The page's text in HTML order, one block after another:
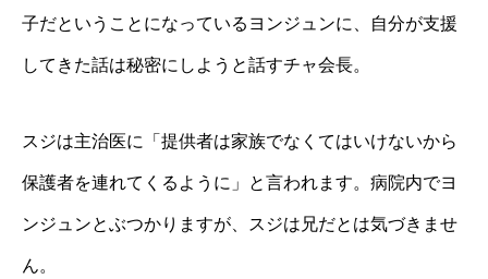
子だということになっているヨンジュンに、自分が支援
してきた話は秘密にしようと話すチャ会長。
スジは主治医に「提供者は家族でなくてはいけないから
保護者を連れてくるように」と言われます。病院内でヨ
ンジュンとぶつかりますが、スジは兄だとは気づきませ
ん。